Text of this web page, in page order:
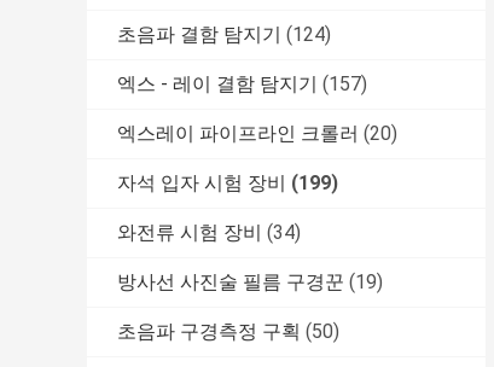
초음파 결함 탐지기 (124)
엑스 - 레이 결함 탐지기 (157)
엑스레이 파이프라인 크롤러 (20)
자석 입자 시험 장비 (199)
와전류 시험 장비 (34)
방사선 사진술 필름 구경꾼 (19)
초음파 구경측정 구획 (50)